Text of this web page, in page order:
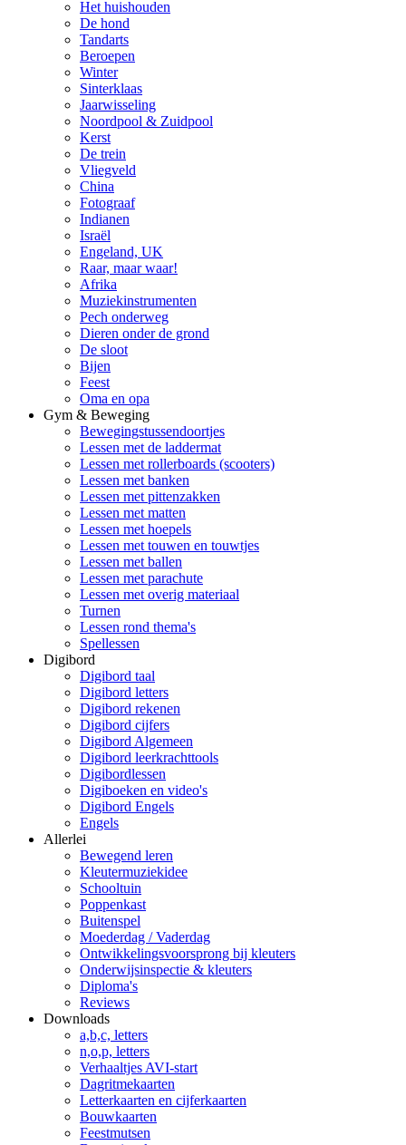
Het huishouden
De hond
Tandarts
Beroepen
Winter
Sinterklaas
Jaarwisseling
Noordpool & Zuidpool
Kerst
De trein
Vliegveld
China
Fotograaf
Indianen
Israël
Engeland, UK
Raar, maar waar!
Afrika
Muziekinstrumenten
Pech onderweg
Dieren onder de grond
De sloot
Bijen
Feest
Oma en opa
Gym & Beweging
Bewegingstussendoortjes
Lessen met de laddermat
Lessen met rollerboards (scooters)
Lessen met banken
Lessen met pittenzakken
Lessen met matten
Lessen met hoepels
Lessen met touwen en touwtjes
Lessen met ballen
Lessen met parachute
Lessen met overig materiaal
Turnen
Lessen rond thema's
Spellessen
Digibord
Digibord taal
Digibord letters
Digibord rekenen
Digibord cijfers
Digibord Algemeen
Digibord leerkrachttools
Digibordlessen
Digiboeken en video's
Digibord Engels
Engels
Allerlei
Bewegend leren
Kleutermuziekidee
Schooltuin
Poppenkast
Buitenspel
Moederdag / Vaderdag
Ontwikkelingsvoorsprong bij kleuters
Onderwijsinspectie & kleuters
Diploma's
Reviews
Downloads
a,b,c, letters
n,o,p, letters
Verhaaltjes AVI-start
Dagritmekaarten
Letterkaarten en cijferkaarten
Bouwkaarten
Feestmutsen